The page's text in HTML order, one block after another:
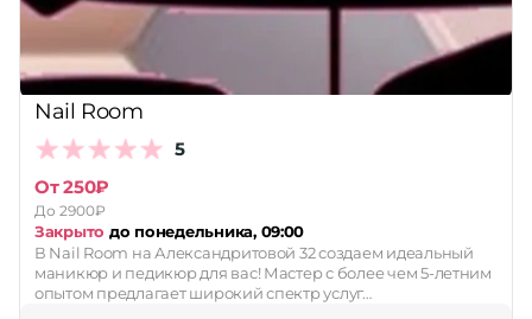
Применить
Nail Room
5
От 250₽
До 2900₽
Закрыто до понедельника, 09:00
В Nail Room на Александритовой 32 создаем идеальный
маникюр и педикюр для вас! Мастер с более чем 5-летним
опытом предлагает широкий спектр услуг…